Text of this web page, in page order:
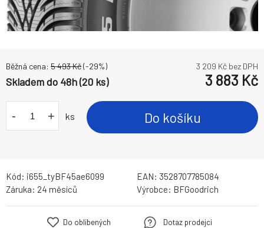
Běžná cena: 5 493Kč(-29%) 3 209 Kč bez DPH
Skladem do 48h (20 ks) 3 883 Kč
- + ks Do košíku
Kód: i655_tyBF45ae6099 EAN: 3528707785084
Záruka: 24 měsíců Výrobce: BFGoodrich
Do oblíbených
Dotaz prodejci